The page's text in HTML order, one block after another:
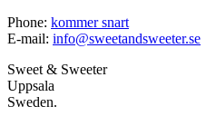
Phone: kommer snart
E-mail: info@sweetandsweeter.se
Sweet & Sweeter
Uppsala
Sweden.